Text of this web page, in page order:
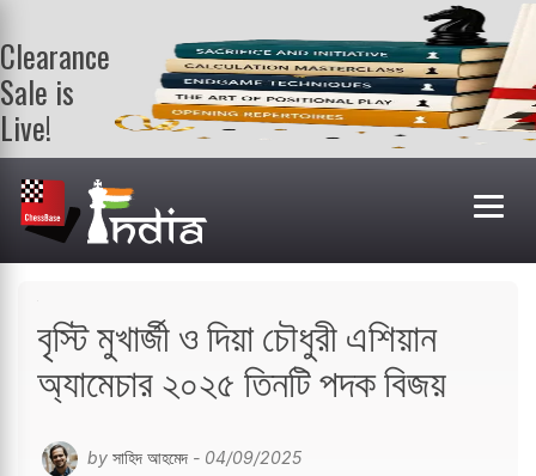
Clearance
Sale is
Live!
Get a FREE
book on
purchasing 2
or more
books. Valid
বৃস্টি মুখার্জী ও দিয়া চৌধুরী এশিয়ান
অ্যামেচার ২০২৫ তিনটি পদক বিজয়
by সাহিদ আহমেদ - 04/09/2025